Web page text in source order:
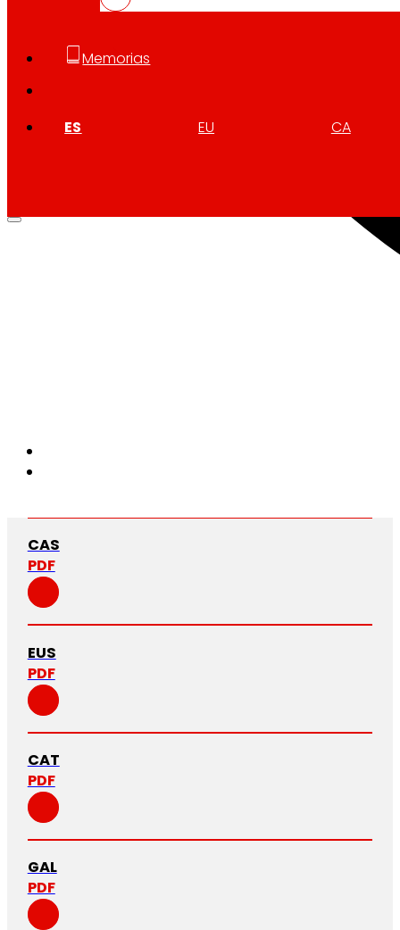
Memorias
ES EU CA
CAS
PDF
EUS
PDF
CAT
PDF
GAL
PDF